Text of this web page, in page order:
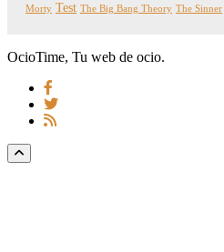
Morty Test The Big Bang Theory The Sinner
OcioTime, Tu web de ocio.